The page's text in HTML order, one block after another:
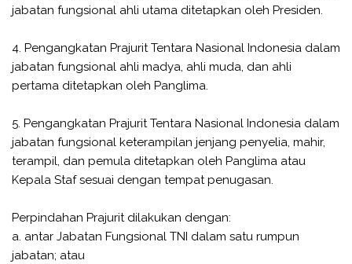
jabatan fungsional ahli utama ditetapkan oleh Presiden.
4. Pengangkatan Prajurit Tentara Nasional Indonesia dalam
jabatan fungsional ahli madya, ahli muda, dan ahli
pertama ditetapkan oleh Panglima.
5. Pengangkatan Prajurit Tentara Nasional Indonesia dalam
jabatan fungsional keterampilan jenjang penyelia, mahir,
terampil, dan pemula ditetapkan oleh Panglima atau
Kepala Staf sesuai dengan tempat penugasan.
Perpindahan Prajurit dilakukan dengan:
a. antar Jabatan Fungsional TNI dalam satu rumpun
jabatan; atau